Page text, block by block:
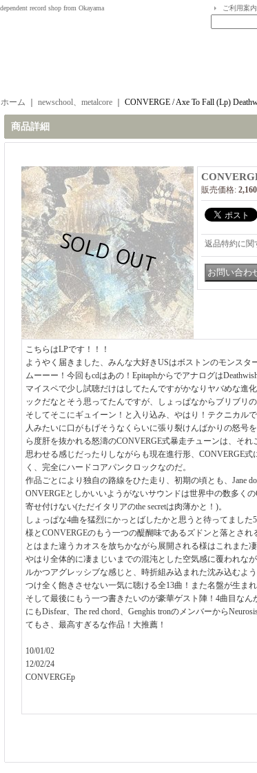
record shop from Okayama ご利用案
ホーム newschool、metalcore CONVERGE / Axe To Fall (Lp)
商品詳細
販売価格:
返品特約に関
こちらはLPです！！！
ようやく届きました、みんな大好きUSはボストンのモンスタ
ムーーー！今回もcdはあの！Epitaphからでアナログは
マイスペで少し試聴だけはしてたんですがかなりヤバめな進
ックだなとそう思ってたんですが、しょっぱなからブリブリ
そしてそこにギュイーン！と入り込み、やはり！テクニカル
人みたいに口がもげそうなくらいに張り裂けんばかりの怒号
ら度肝を抜かれる怒濤のCONVERGE式暴走チューンは、そ
思わせる感じだったりしながらも現在進行形、CONVERGE
く、完全にハードコアパンクロックなのだ。
作品ごとにより独自の路線をひた走り、初期の頃とも、Jane
ONVERGEとしかいいようがないサウンドは世界中の数多く
寄せ付けない(ただイタリアのthe secretは肉薄かと！)。
しょっぱな4曲を猛烈にかっとばしたかと思うと待ってまし
様とCONVERGEのもう一つの醍醐味であるズドンと落とさ
とはまた違うカオスを放ちかながら展開される様はこれまた凄
やはり全体的に凄まじいまでの混沌とした空気感に覆われな
ルかつアグレッシブな感じと、時折組み込まれた沈み込むよ
つけ全く飽きさせない一気に聴ける全13曲！また名盤が生まれ
そして最後にもう一つ書きたいのが豪華ゲスト陣！4曲目な
にもDisfear、The red chord、Genghis tronのメンバーから
てもさ、最高すぎるな作品！大推薦！
10/01/02
12/02/24
CONVERGEp